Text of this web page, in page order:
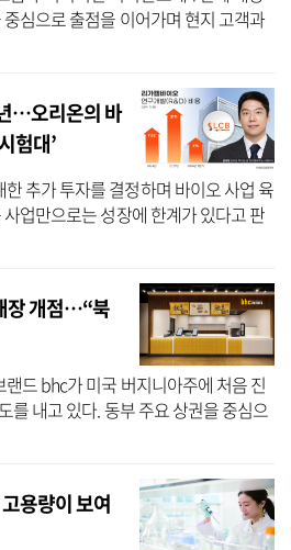
심으로 출점을 이어가며 현지 고객과
공략에 속도를 낸다는 계획이다. 30일
…오리온의 바
험대’
추가 투자를 결정하며 바이오 사업 육
업만으로는 성장에 한계가 있다고 판
어 새로운 성장동력을 확보하겠다는
장 개점…“북
드 bhc가 미국 버지니아주에 처음 진
를 내고 있다. 동부 주요 상권을 중심으
사업 기반을 강화하기 위한 전략으
용량이 보여